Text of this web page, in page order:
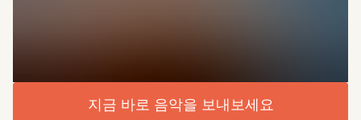
지금 바로 음악을 보내보세요